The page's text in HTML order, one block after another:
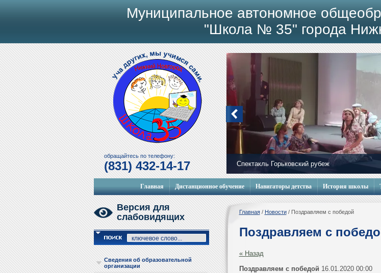
Спектакль Горьковский рубеж
обращайтесь по телефону:
(831) 432-14-17
Муниципальное автономное
"Школа № 35" города
Главная Дистанционное обучение Навигаторы детства История школы
Версия для
слабовидящих
Сведения об образовательной
организации
Главная/ Новости/ Поздравляем с победой
Поздравляем с
« Назад
Поздравляем с победой 16.01.2020 00:00